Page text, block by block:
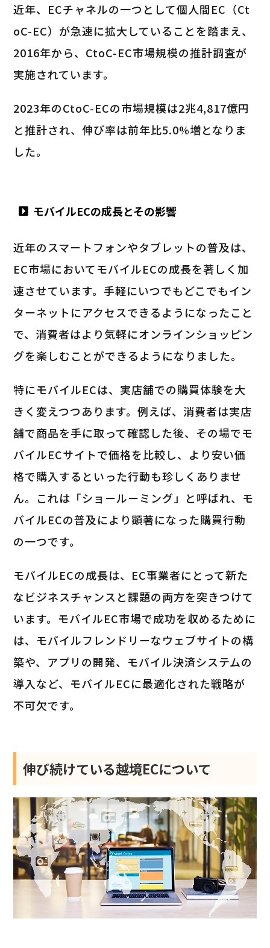
近年、ECチャネルの一つとして個人間EC（Ct
oC-EC）が急速に拡大していることを踏まえ、
2016年から、CtoC-EC市場規模の推計調査が
実施されています。
2023年のCtoC-ECの市場規模は2兆4,817億円
と推計され、伸び率は前年比5.0%増となりま
した。
モバイルECの成長とその影響
近年のスマートフォンやタブレットの普及は、
EC市場においてモバイルECの成長を著しく加
速させています。手軽にいつでもどこでもイン
ターネットにアクセスできるようになったこと
で、消費者はより気軽にオンラインショッピン
グを楽しむことができるようになりました。
特にモバイルECは、実店舗での購買体験を大
きく変えつつあります。例えば、消費者は実店
舗で商品を手に取って確認した後、その場でモ
バイルECサイトで価格を比較し、より安い価
格で購入するといった行動も珍しくありませ
ん。これは「ショールーミング」と呼ばれ、モ
バイルECの普及により顕著になった購買行動
の一つです。
モバイルECの成長は、EC事業者にとって新た
なビジネスチャンスと課題の両方を突きつけて
います。モバイルEC市場で成功を収めるために
は、モバイルフレンドリーなウェブサイトの構
築や、アプリの開発、モバイル決済システムの
導入など、モバイルECに最適化された戦略が
不可欠です。
伸び続けている越境ECについて